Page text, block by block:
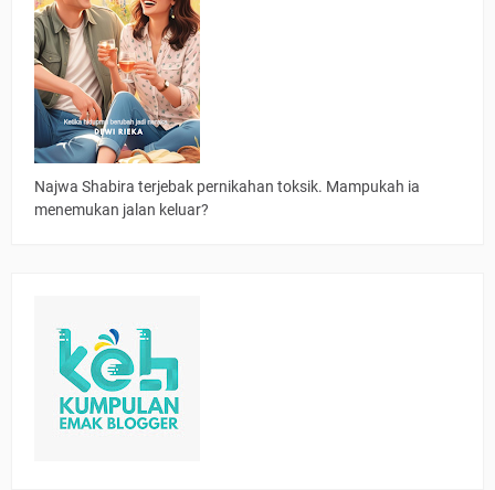
Najwa Shabira terjebak pernikahan toksik. Mampukah ia
menemukan jalan keluar?